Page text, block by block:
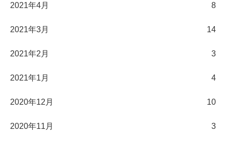
2021年4月 8
2021年3月 14
2021年2月 3
2021年1月 4
2020年12月 10
2020年11月 3